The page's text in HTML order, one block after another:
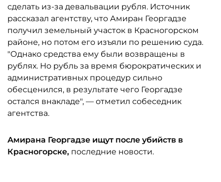
сделать из-за девальвации рубля. Источник
рассказал агентству, что Амиран Георгадзе
получил земельный участок в Красногорском
районе, но потом его изъяли по решению суда.
"Однако средства ему были возвращены в
рублях. Но рубль за время бюрократических и
административных процедур сильно
обесценился, в результате чего Георгадзе
остался внакладе", — отметил собеседник
агентства.
Амирана Георгадзе ищут после убийств в
Красногорске, последние новости.